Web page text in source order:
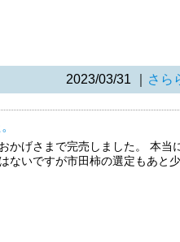
2023/03/31 さら
かげさまで完売しました。 本当
ないですが市田柿の選定もあと